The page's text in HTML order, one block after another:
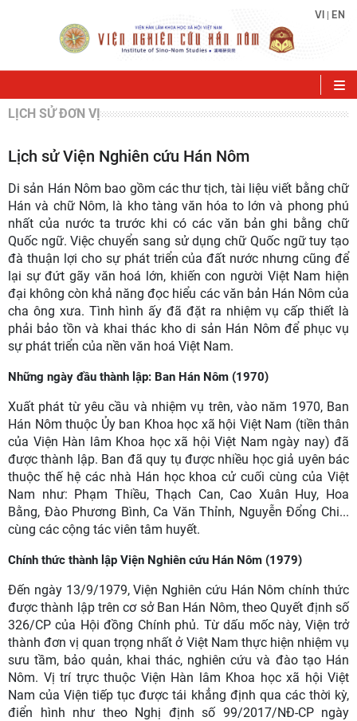
VI EN
LỊCH SỬ ĐƠN VỊ
Lịch sử Viện Nghiên cứu Hán Nôm
Di sản Hán Nôm bao gồm các thư tịch, tài liệu viết bằng chữ
Hán và chữ Nôm, là kho tàng văn hóa to lớn và phong phú
nhất của nước ta trước khi có các văn bản ghi bằng chữ
Quốc ngữ. Việc chuyển sang sử dụng chữ Quốc ngữ tuy tạo
đà thuận lợi cho sự phát triển của đất nước nhưng cũng để
lại sự đứt gãy văn hoá lớn, khiến con người Việt Nam hiện
đại không còn khả năng đọc hiểu các văn bản Hán Nôm của
cha ông xưa. Tình hình ấy đã đặt ra nhiệm vụ cấp thiết là
phải bảo tồn và khai thác kho di sản Hán Nôm để phục vụ
sự phát triển của nền văn hoá Việt Nam.
Những ngày đầu thành lập: Ban Hán Nôm (1970)
Xuất phát từ yêu cầu và nhiệm vụ trên, vào năm 1970, Ban
Hán Nôm thuộc Ủy ban Khoa học xã hội Việt Nam (tiền thân
của Viện Hàn lâm Khoa học xã hội Việt Nam ngày nay) đã
được thành lập. Ban đã quy tụ được nhiều học giả uyên bác
thuộc thế hệ các nhà Hán học khoa cử cuối cùng của Việt
Nam như: Phạm Thiều, Thạch Can, Cao Xuân Huy, Hoa
Bằng, Đào Phương Bình, Ca Văn Thỉnh, Nguyễn Đổng Chi...
cùng các cộng tác viên tâm huyết.
Chính thức thành lập Viện Nghiên cứu Hán Nôm (1979)
Đến ngày 13/9/1979, Viện Nghiên cứu Hán Nôm chính thức
được thành lập trên cơ sở Ban Hán Nôm, theo Quyết định số
326/CP của Hội đồng Chính phủ. Từ dấu mốc này, Viện trở
thành đơn vị quan trọng nhất ở Việt Nam thực hiện nhiệm vụ
sưu tầm, bảo quản, khai thác, nghiên cứu và đào tạo Hán
Nôm. Vị trí trực thuộc Viện Hàn lâm Khoa học xã hội Việt
Nam của Viện tiếp tục được tái khẳng định qua các thời kỳ,
điển hình như theo Nghị định số 99/2017/NĐ-CP ngày